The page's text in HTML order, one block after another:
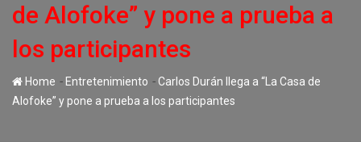
de Alofoke” y pone a prueba a
los participantes
Home - Entretenimiento -Carlos Durán llega a “La Casa de
Alofoke” y pone a prueba a los participantes